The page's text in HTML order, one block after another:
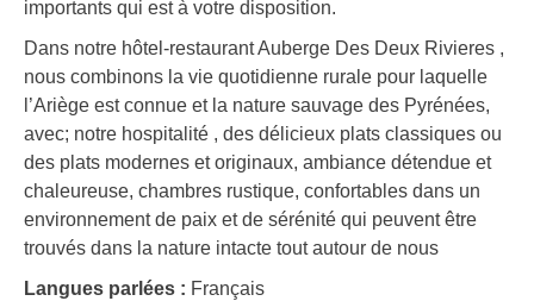
importants qui est à votre disposition.
Dans notre hôtel-restaurant Auberge Des Deux Rivieres ,
nous combinons la vie quotidienne rurale pour laquelle
l’Ariège est connue et la nature sauvage des Pyrénées,
avec; notre hospitalité , des délicieux plats classiques ou
des plats modernes et originaux, ambiance détendue et
chaleureuse, chambres rustique, confortables dans un
environnement de paix et de sérénité qui peuvent être
trouvés dans la nature intacte tout autour de nous
Langues parlées : Français